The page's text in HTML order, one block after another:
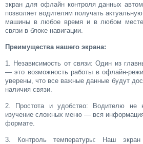
экран для офлайн контроля данных
позволяет водителям получать
машины в любое время и в любом
связи в блоке навигации.
Преимущества нашего экрана:
1. Независимость от связи: Один из
— это возможность работы в офлайн-
уверены, что все важные данные будут
наличия связи.
2. Простота и удобство: Водителю не
изучение сложных меню — вся
формате.
3. Контроль температуры: Наш экран